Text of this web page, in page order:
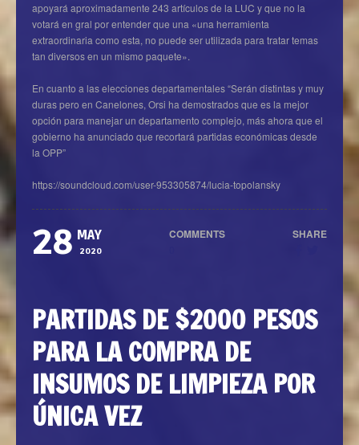
apoyará aproximadamente 243 artículos de la LUC y que no la
votará en gral por entender que una «una herramienta
extraordinaria como esta, no puede ser utilizada para tratar temas
tan diversos en un mismo paquete».
En cuanto a las elecciones departamentales “Serán distintas y muy
duras pero en Canelones, Orsi ha demostrados que es la mejor
opción para manejar un departamento complejo, más ahora que el
gobierno ha anunciado que recortará partidas económicas desde
la OPP”
https://soundcloud.com/user-953305874/lucia-topolansky
28 MAY
2020
COMMENTS SHARE
PARTIDAS DE $2000 PESOS
PARA LA COMPRA DE
INSUMOS DE LIMPIEZA POR
ÚNICA VEZ